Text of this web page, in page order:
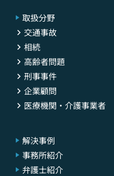
取扱分野
交通事故
相続
高齢者問題
刑事事件
企業顧問
医療機関・介護事業者
解決事例
事務所紹介
弁護士紹介